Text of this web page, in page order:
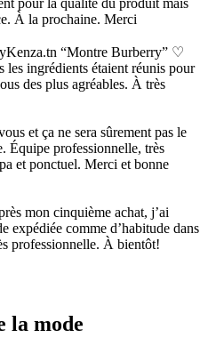
pour la qualité du produit mais
À la prochaine. Merci
“Montre Burberry” ♡
ingrédients étaient réunis pour
des plus agréables. À très
et ça ne sera sûrement pas le
Équipe professionnelle, très
et ponctuel. Merci et bonne
mon cinquième achat, j’ai
expédiée comme d’habitude dans
professionnelle. À bientôt!
la mode